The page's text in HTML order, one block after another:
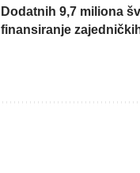
Dodatnih 9,7 miliona
finansiranje